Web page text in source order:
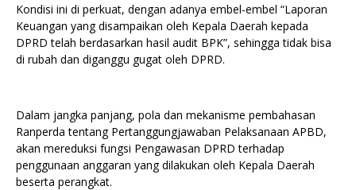
Kondisi ini di perkuat, dengan adanya embel-embel “Laporan
Keuangan yang disampaikan oleh Kepala Daerah kepada
DPRD telah berdasarkan hasil audit BPK”, sehingga tidak bisa
di rubah dan diganggu gugat oleh DPRD.
Dalam jangka panjang, pola dan mekanisme pembahasan
Ranperda tentang Pertanggungjawaban Pelaksanaan APBD,
akan mereduksi fungsi Pengawasan DPRD terhadap
penggunaan anggaran yang dilakukan oleh Kepala Daerah
beserta perangkat.